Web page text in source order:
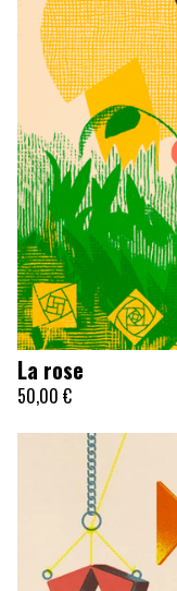
La rose
50,00 €